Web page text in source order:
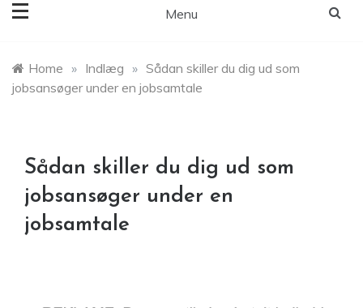
Menu
Home » Indlæg » Sådan skiller du dig ud som
jobsansøger under en jobsamtale
Sådan skiller du dig ud som
jobsansøger under en
jobsamtale